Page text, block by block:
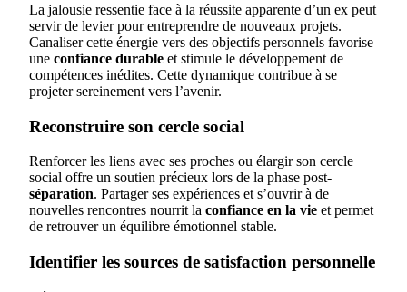
La jalousie ressentie face à la réussite apparente d’un ex peut
servir de levier pour entreprendre de nouveaux projets.
Canaliser cette énergie vers des objectifs personnels favorise
une confiance durable et stimule le développement de
compétences inédites. Cette dynamique contribue à se
projeter sereinement vers l’avenir.
Reconstruire son cercle social
Renforcer les liens avec ses proches ou élargir son cercle
social offre un soutien précieux lors de la phase post-
séparation. Partager ses expériences et s’ouvrir à de
nouvelles rencontres nourrit la confiance en la vie et permet
de retrouver un équilibre émotionnel stable.
Identifier les sources de satisfaction personnelle